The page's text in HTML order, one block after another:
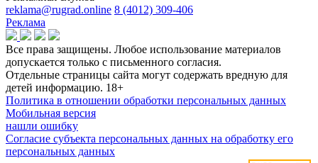
reklama@rugrad.online 8 (4012) 309-406
Реклама
Все права защищены. Любое использование материалов
допускается только с письменного согласия.
Отдельные страницы сайта могут содержать вредную для
детей информацию. 18+
Политика в отношении обработки персональных данных
Мобильная версия
нашли ошибку
Согласие субъекта персональных данных на обработку его
персональных данных